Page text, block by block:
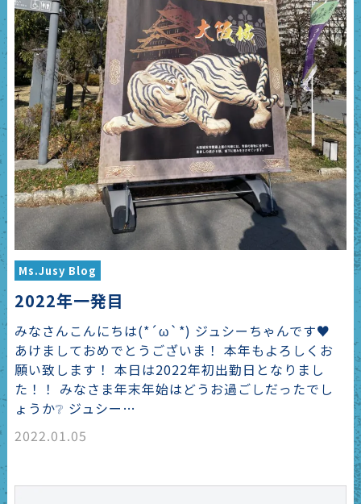
Ms.Jusy Blog
2022年一発目
みなさんこんにちは(*´ω`*) ジュシーちゃんです♥
あけましておめでとうございま！ 本年もよろしくお
願い致します！ 本日は2022年初出勤日となりまし
た！！ みなさま年末年始はどうお過ごしだったでし
ょうか❔ ジュシー…
2022.01.05